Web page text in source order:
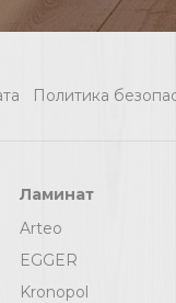
Политика
Ламинат
Arteo
EGGER
Kronopol